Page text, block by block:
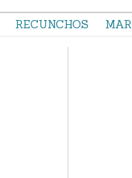
RECUNCHOS MAR